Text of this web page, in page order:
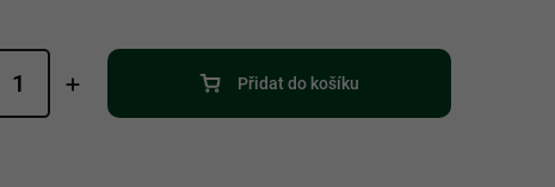
Přidat do košíku